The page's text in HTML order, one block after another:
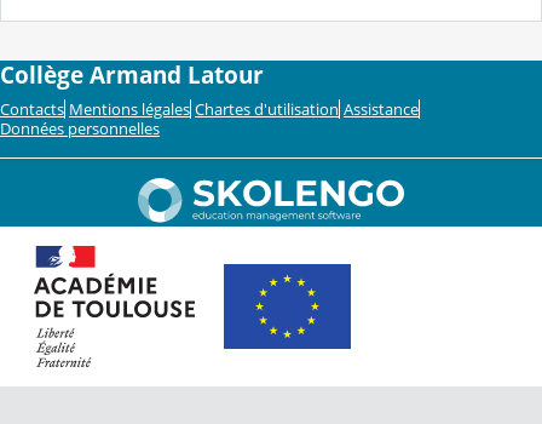
Collège Armand Latour
Contacts Mentions légales Chartes d'utilisation Assistance
Données personnelles